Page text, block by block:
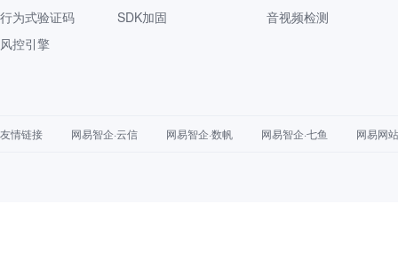
行为式验证码
风控引擎
SDK加固
音视频检测
友情链接 网易智企·云信 网易智企·数帆 网易智企·七鱼 网易网